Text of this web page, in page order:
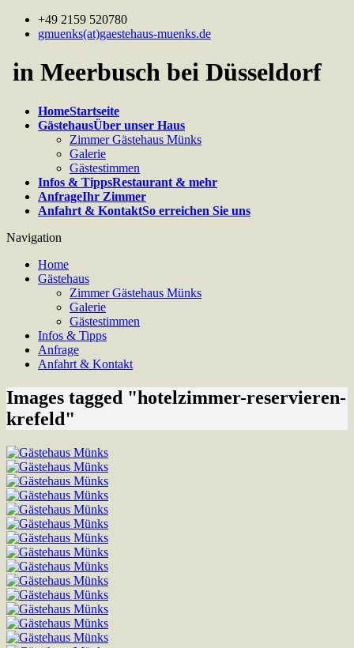
+49 2159 520780
gmuenks(at)gaestehaus-muenks.de
in Meerbusch bei Düsseldorf
HomeStartseite
GästehausÜber unser Haus
Zimmer Gästehaus Münks
Galerie
Gästestimmen
Infos & TippsRestaurant & mehr
AnfrageIhr Zimmer
Anfahrt & KontaktSo erreichen Sie uns
Navigation
Home
Gästehaus
Zimmer Gästehaus Münks
Galerie
Gästestimmen
Infos & Tipps
Anfrage
Anfahrt & Kontakt
Images tagged "hotelzimmer-reservieren-
krefeld"